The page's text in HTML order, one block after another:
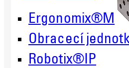
Ergonomix®M
Obracecí
Robotix®IP